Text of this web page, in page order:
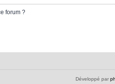
forum ?
Développé par